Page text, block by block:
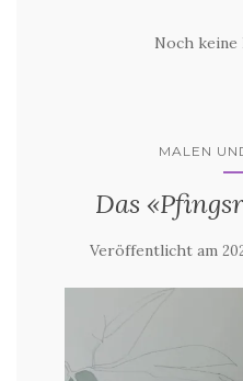
Noch keine
MALEN
Das
Veröffentlicht am